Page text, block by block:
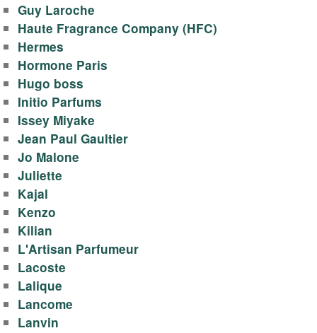
Guy Laroche
Haute Fragrance Company (HFC)
Hermes
Hormone Paris
Hugo boss
Initio Parfums
Issey Miyake
Jean Paul Gaultier
Jo Malone
Juliette
Kajal
Kenzo
Kilian
L'Artisan Parfumeur
Lacoste
Lalique
Lancome
Lanvin